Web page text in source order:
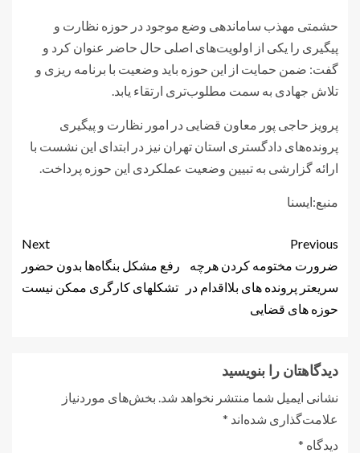
حشمتی مهذب ساماندهی وضع موجود در حوزه نظارت و
پیگیری را یکی از اولویت‌های اصلی حال حاضر عنوان کرد و
گفت: ضمن حمایت از این حوزه باید وضعیت با برنامه ریزی و
تلاش جهادی به سمت مطلوب‌تری ارتقاء یابد.
پرویز حاجی پور معاون قضایی در امور نظارت و پیگیری
پرونده‌های دادگستری استان تهران نیز در ابتدای این نشست با
ارائه گزارشی به تبیین وضعیت عملکردی این حوزه پرداخت.
منبع:ایسنا
Previous
ضرورت مختومه کردن هرچه
سریعتر پرونده های بلااقدام در
حوزه های قضایی
Next
رفع مشکل بنگاه‌ها بدون حضور
تشکلهای کارگری ممکن نیست
دیدگاهتان را بنویسید
نشانی ایمیل شما منتشر نخواهد شد. بخش‌های موردنیاز
علامت‌گذاری شده‌اند *
دیدگاه *